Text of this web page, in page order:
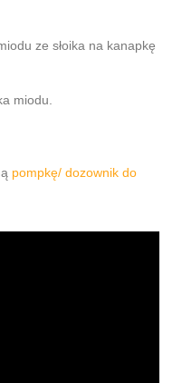
ze słoika na kanapkę
miodu.
pompkę/ dozownik do